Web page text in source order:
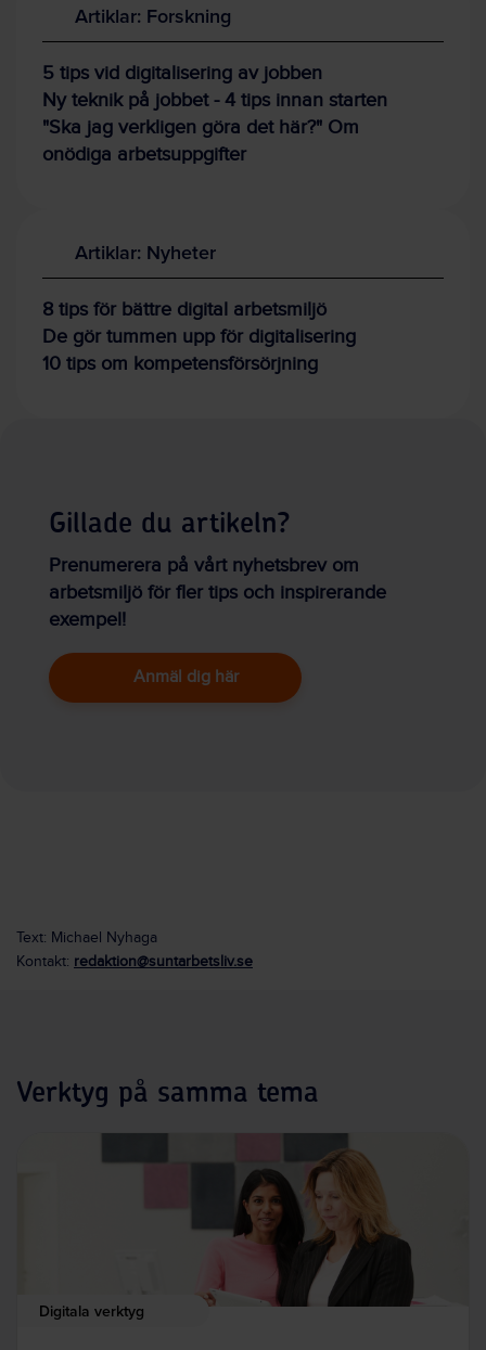
Artiklar: Forskning
5 tips vid digitalisering av jobben
Ny teknik på jobbet - 4 tips innan starten
"Ska jag verkligen göra det här?" Om
onödiga arbetsuppgifter
Artiklar: Nyheter
8 tips för bättre digital arbetsmiljö
De gör tummen upp för digitalisering
10 tips om kompetensförsörjning
Gillade du artikeln?
Prenumerera på vårt nyhetsbrev om
arbetsmiljö för fler tips och inspirerande
exempel!
Anmäl dig här
Text: Michael Nyhaga
Kontakt: redaktion@suntarbetsliv.se
Verktyg på samma tema
Digitala verktyg